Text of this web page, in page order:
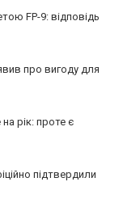
FP-9: відповідь
про вигоду для
рік: проте є
підтвердили